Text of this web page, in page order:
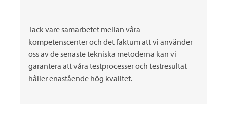
Tack vare samarbetet mellan våra
kompetenscenter och det faktum att vi använder
oss av de senaste tekniska metoderna kan vi
garantera att våra testprocesser och testresultat
håller enastående hög kvalitet.